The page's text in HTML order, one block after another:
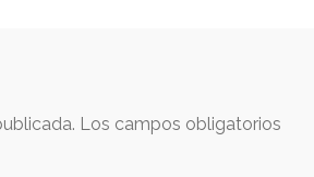
Los campos obligatorios